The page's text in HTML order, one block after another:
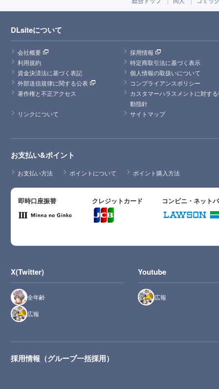
DLsiteについて
会社概要
採用情報
利用規約
特定商取引法に基づく表示
資金決済法に基づく表記
個人情報の取扱いについて
外部送信規律に関する公表
コンプライアンスポリシー
著作権と不正アクセス
カスタマーハラスメントに対す
動指針
リンクについて
サイトマップ
お支払い&ポイント
お支払い方法 ポイントについて ポイント購入方法
即時口座振替 クレジットカード コンビニ・ネット
X(Twitter)
全年齢
広報
Youtube
広報
採用情報（グループ一括採用）